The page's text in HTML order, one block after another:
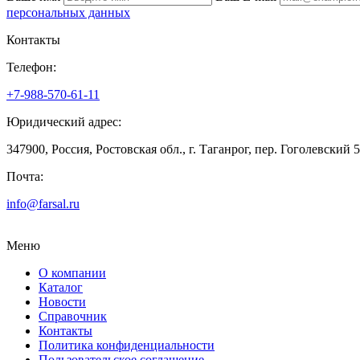
персональных данных
Контакты
Телефон:
+7-988-570-61-11
Юридический адрес:
347900, Россия, Ростовская обл., г. Таганрог, пер. Гоголевский
Почта:
info@farsal.ru
Меню
О компании
Каталог
Новости
Cправочник
Контакты
Политика конфиденциальности